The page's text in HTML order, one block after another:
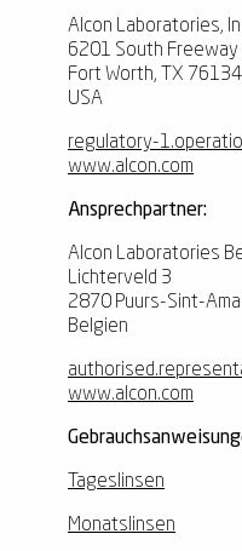
Alcon Laboratories,
6201 South Freeway
Fort Worth, TX
USA
regulatory-
www.alcon.com
Ansprechpartner:
Alcon Laboratories
Lichterveld 3
2870 Puurs-Sint-
Belgien
www.alcon.com
Tageslinsen
Monatslinsen